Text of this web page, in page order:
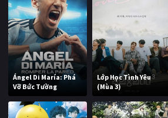
Ángel Di María: Phá
Vỡ Bức Tường
Lớp Học Tình Yêu
(Mùa 3)